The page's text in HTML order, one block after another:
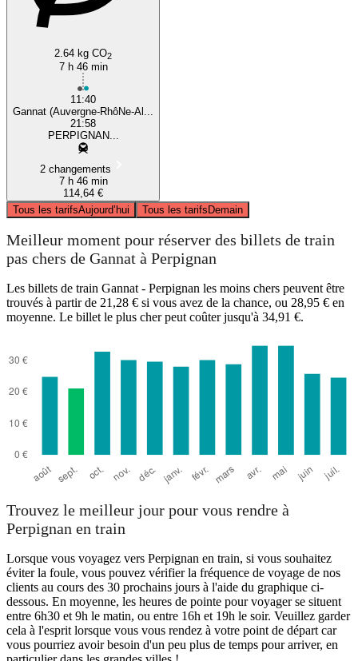
2.64 kg CO2
7 h 46 min
11:40
Gannat (Auvergne-RhôNe-Al...
21:58
PERPIGNAN...
2 changements
7 h 46 min
114,64 €
Tous les tarifsAujourd’hui Tous les tarifsDemain
Meilleur moment pour réserver des billets de train
pas chers de Gannat à Perpignan
Les billets de train Gannat - Perpignan les moins chers peuvent être
trouvés à partir de 21,28 € si vous avez de la chance, ou 28,95 € en
moyenne. Le billet le plus cher peut coûter jusqu'à 34,91 €.
Trouvez le meilleur jour pour vous rendre à
Perpignan en train
Lorsque vous voyagez vers Perpignan en train, si vous souhaitez
éviter la foule, vous pouvez vérifier la fréquence de voyage de nos
clients au cours des 30 prochains jours à l'aide du graphique ci-
dessous. En moyenne, les heures de pointe pour voyager se situent
entre 6h30 et 9h le matin, ou entre 16h et 19h le soir. Veuillez garder
cela à l'esprit lorsque vous vous rendez à votre point de départ car
vous pourriez avoir besoin d'un peu plus de temps pour arriver, en